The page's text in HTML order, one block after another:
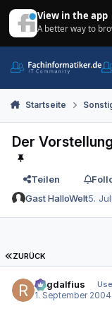
View in the app
A better way to
Startseite
Der
Teilen
Gast HalloWelt5.
ERSTE SEITE
ZURÜCK
Ragdalfius
1. September 2004